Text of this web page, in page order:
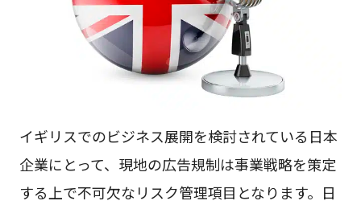
イギリスでのビジネス展開を検討されている日本
企業にとって、現地の広告規制は事業戦略を策定
する上で不可欠なリスク管理項目となります。日